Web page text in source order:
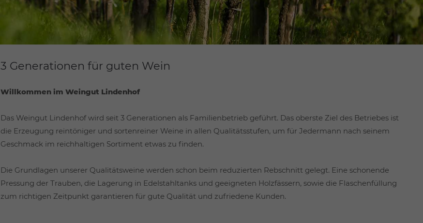
3 Generationen für guten Wein
Willkommen im Weingut Lindenhof
Das Weingut Lindenhof wird seit 3 Generationen als Familienbetrieb geführt. Das oberste Ziel des Betriebes ist
die Erzeugung reintöniger und sortenreiner Weine in allen Qualitätsstufen, um für Jedermann nach seinem
Geschmack im reichhaltigen Sortiment etwas zu finden.
Die Grundlagen unserer Qualitätsweine werden schon beim reduzierten Rebschnitt gelegt. Eine schonende
Pressung der Trauben, die Lagerung in Edelstahltanks und geeigneten Holzfässern, sowie die Flaschenfüllung
zum richtigen Zeitpunkt garantieren für gute Qualität und zufriedene Kunden.